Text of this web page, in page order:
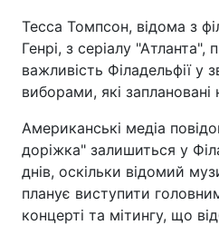
Тесса Томпсон, відома з
Генрі, з серіалу "Атланта",
важливість Філадельфії у
виборами, які
Американські медіа
доріжка" залишиться у
днів, оскільки відомий
планує виступити
концерті та мітингу, що